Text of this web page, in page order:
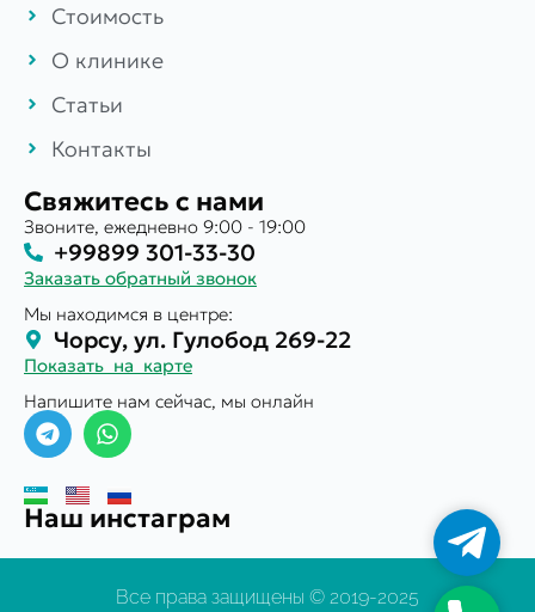
Стоимость
О клинике
Статьи
Контакты
Свяжитесь с нами
Звоните, ежедневно 9:00 - 19:00
+99899 301-33-30
Заказать обратный звонок
Мы находимся в центре:
Чорсу, ул. Гулобод 269-22
Показать на карте
Напишите нам сейчас, мы онлайн
Наш инстаграм
Все права защищены © 2019-2025